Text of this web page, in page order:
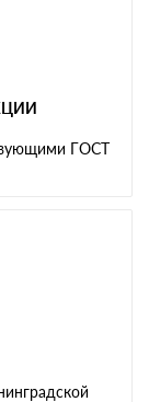
ГОСТ